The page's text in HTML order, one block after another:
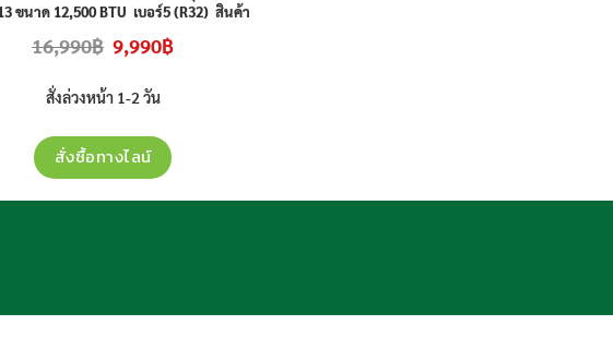
ขนาด 12,500 BTU เบอร์5 (R32) สินค้า
ใหม่ ประกันศูนย์ ราคาไม่รวมติดตั้ง
16,990฿ Original
price
16,990฿.
9,990฿Current
price
สั่งล่วงหน้า 1-2 วัน
สั่งซื้อทางไลน์